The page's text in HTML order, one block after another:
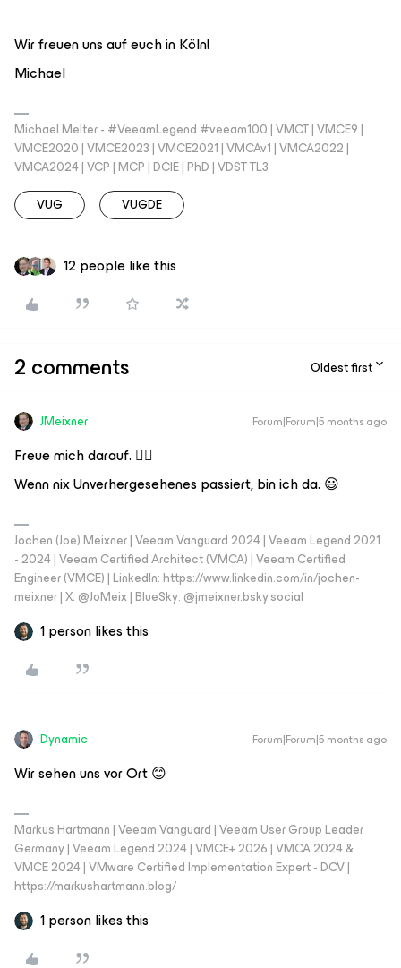
Wir freuen uns auf euch in Köln!
Michael
Michael Melter - #VeeamLegend #veeam100 | VMCT | VMCE9 |
VMCE2020 | VMCE2023 | VMCE2021 | VMCAv1 | VMCA2022 |
VMCA2024 | VCP | MCP | DCIE | PhD | VDST TL3
VUG
VUGDE
12 people like this
2 comments Oldest first
JMeixner Forum|Forum|5 months ago
Freue mich darauf. 👍🏼
Wenn nix Unverhergesehenes passiert, bin ich da. 😃
Jochen (Joe) Meixner | Veeam Vanguard 2024 | Veeam Legend 2021
- 2024 | Veeam Certified Architect (VMCA) | Veeam Certified
Engineer (VMCE) | LinkedIn: https://www.linkedin.com/in/jochen-
meixner | X: @JoMeix | BlueSky: @jmeixner.bsky.social
1 person likes this
Dynamic Forum|Forum|5 months ago
Wir sehen uns vor Ort 😊
Markus Hartmann | Veeam Vanguard | Veeam User Group Leader
Germany | Veeam Legend 2024 | VMCE+ 2026 | VMCA 2024 &
VMCE 2024 | VMware Certified Implementation Expert - DCV |
https://markushartmann.blog/
1 person likes this